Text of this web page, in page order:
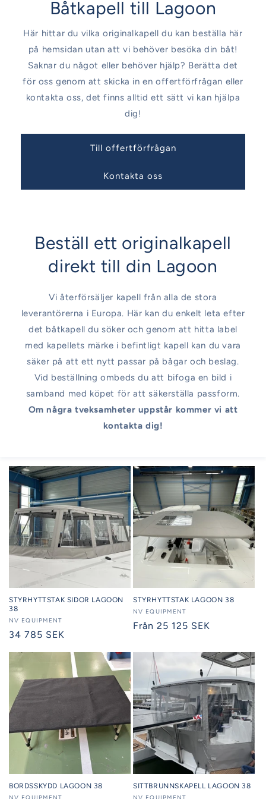
Båtkapell till Lagoon
Här hittar du vilka originalkapell du kan beställa här
på hemsidan utan att vi behöver besöka din båt!
Saknar du något eller behöver hjälp? Berätta det
för oss genom att skicka in en offertförfrågan eller
kontakta oss, det finns alltid ett sätt vi kan hjälpa
dig!
Till offertförfrågan
Kontakta oss
Beställ ett originalkapell
direkt till din Lagoon
Vi återförsäljer kapell från alla de stora
leverantörerna i Europa. Här kan du enkelt leta efter
det båtkapell du söker och genom att hitta label
med kapellets märke i befintligt kapell kan du vara
säker på att ett nytt passar på bågar och beslag.
Vid beställning ombeds du att bifoga en bild i
samband med köpet för att säkerställa passform.
Om några tveksamheter uppstår kommer vi att
kontakta dig!
STYRHYTTSTAK SIDOR LAGOON
38
Säljare:
NV EQUIPMENT
Ordinarie
34 785 SEK
STYRHYTTSTAK LAGOON 38
Säljare:
NV EQUIPMENT
Ordinarie
Från 25 125 SEK
BORDSSKYDD LAGOON 38 SITTBRUNNSKAPELL LAGOON 38